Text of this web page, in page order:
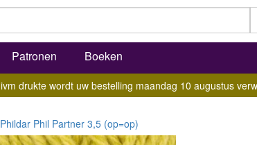
Patronen Boeken
ivm drukte wordt uw bestelling maandag 10 augustus
Phildar Phil Partner 3,5 (op=op)